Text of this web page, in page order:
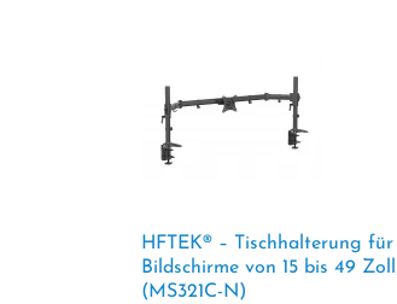
HFTEK® – Tischhalterung für
Bildschirme von 15 bis 49 Zoll
(MS321C-N)